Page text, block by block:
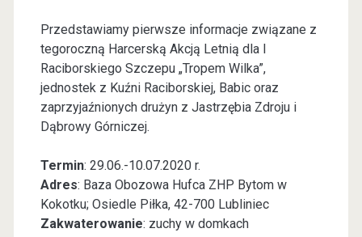
Przedstawiamy pierwsze informacje związane z
tegoroczną Harcerską Akcją Letnią dla I
Raciborskiego Szczepu „Tropem Wilka”,
jednostek z Kuźni Raciborskiej, Babic oraz
zaprzyjaźnionych drużyn z Jastrzębia Zdroju i
Dąbrowy Górniczej.
Termin: 29.06.-10.07.2020 r.
Adres: Baza Obozowa Hufca ZHP Bytom w
Kokotku; Osiedle Piłka, 42-700 Lubliniec
Zakwaterowanie: zuchy w domkach